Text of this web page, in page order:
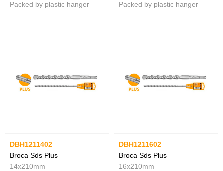
Packed by plastic hanger
Packed by plastic hanger
DBH1211402
Broca Sds Plus
14x210mm
DBH1211602
Broca Sds Plus
16x210mm